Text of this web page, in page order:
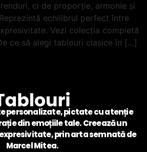
ci de proporție, armonie și
echilibrul perfect între
Vezi colecția completă
ce să alegi tablouri clasice în […]
personalizate, pictate cu atenție
din emoțiile tale. Creează un
prin arta semnată de
Marcel Mitea.